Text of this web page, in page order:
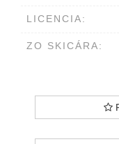
LICENCIA:
ZO SKICÁRA: